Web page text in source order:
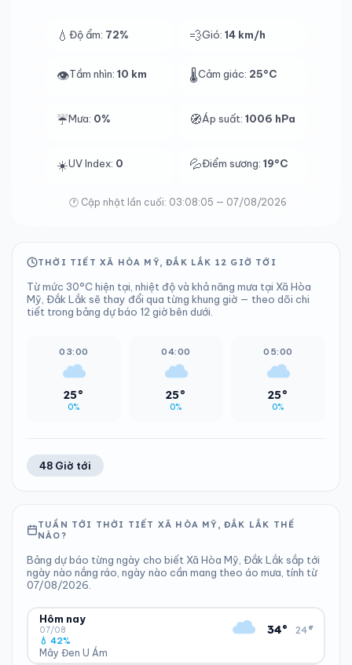
💧 Độ ẩm: 72% 💨Gió: 14 km/h
👁️Tầm nhìn: 10 km 🌡️Cảm giác: 25°C
☔️Mưa: 0% 🧭Áp suất: 1006 hPa
☀️UV Index: 0 💦Điểm sương: 19°C
🕐 Cập nhật lần cuối: 03:08:05 — 07/08/2026
THỜI TIẾT XÃ HÒA MỸ, ĐẮK LẮK 12 GIỜ TỚI
Từ mức 30°C hiện tại, nhiệt độ và khả năng mưa tại Xã Hòa
Mỹ, Đắk Lắk sẽ thay đổi qua từng khung giờ — theo dõi chi
tiết trong bảng dự báo 12 giờ bên dưới.
03:00
25°
0%
04:00
25°
0%
05:00
25°
0%
48 Giờ tới
TUẦN TỚI THỜI TIẾT XÃ HÒA MỸ, ĐẮK LẮK THẾ
NÀO?
Bảng dự báo từng ngày cho biết Xã Hòa Mỹ, Đắk Lắk sắp tới
ngày nào nắng ráo, ngày nào cần mang theo áo mưa, tính từ
07/08/2026.
Hôm nay
07/08
Mây Đen U Ám
💧 42%
34° 24°
▾